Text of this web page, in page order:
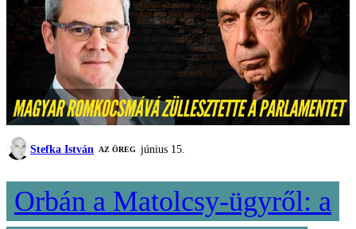
Stefka István AZ ÖREG június 15.
Orbán a Matolcsy-ügyről: a